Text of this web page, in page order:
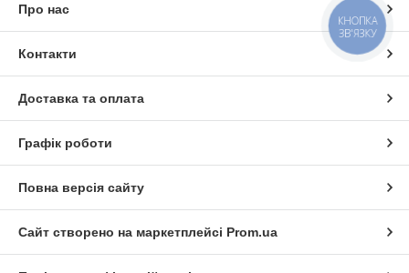
Про нас
Контакти
Доставка та оплата
Графік роботи
Повна версія сайту
Сайт створено на маркетплейсі Prom.ua
КНОПКА
ЗВ'ЯЗКУ